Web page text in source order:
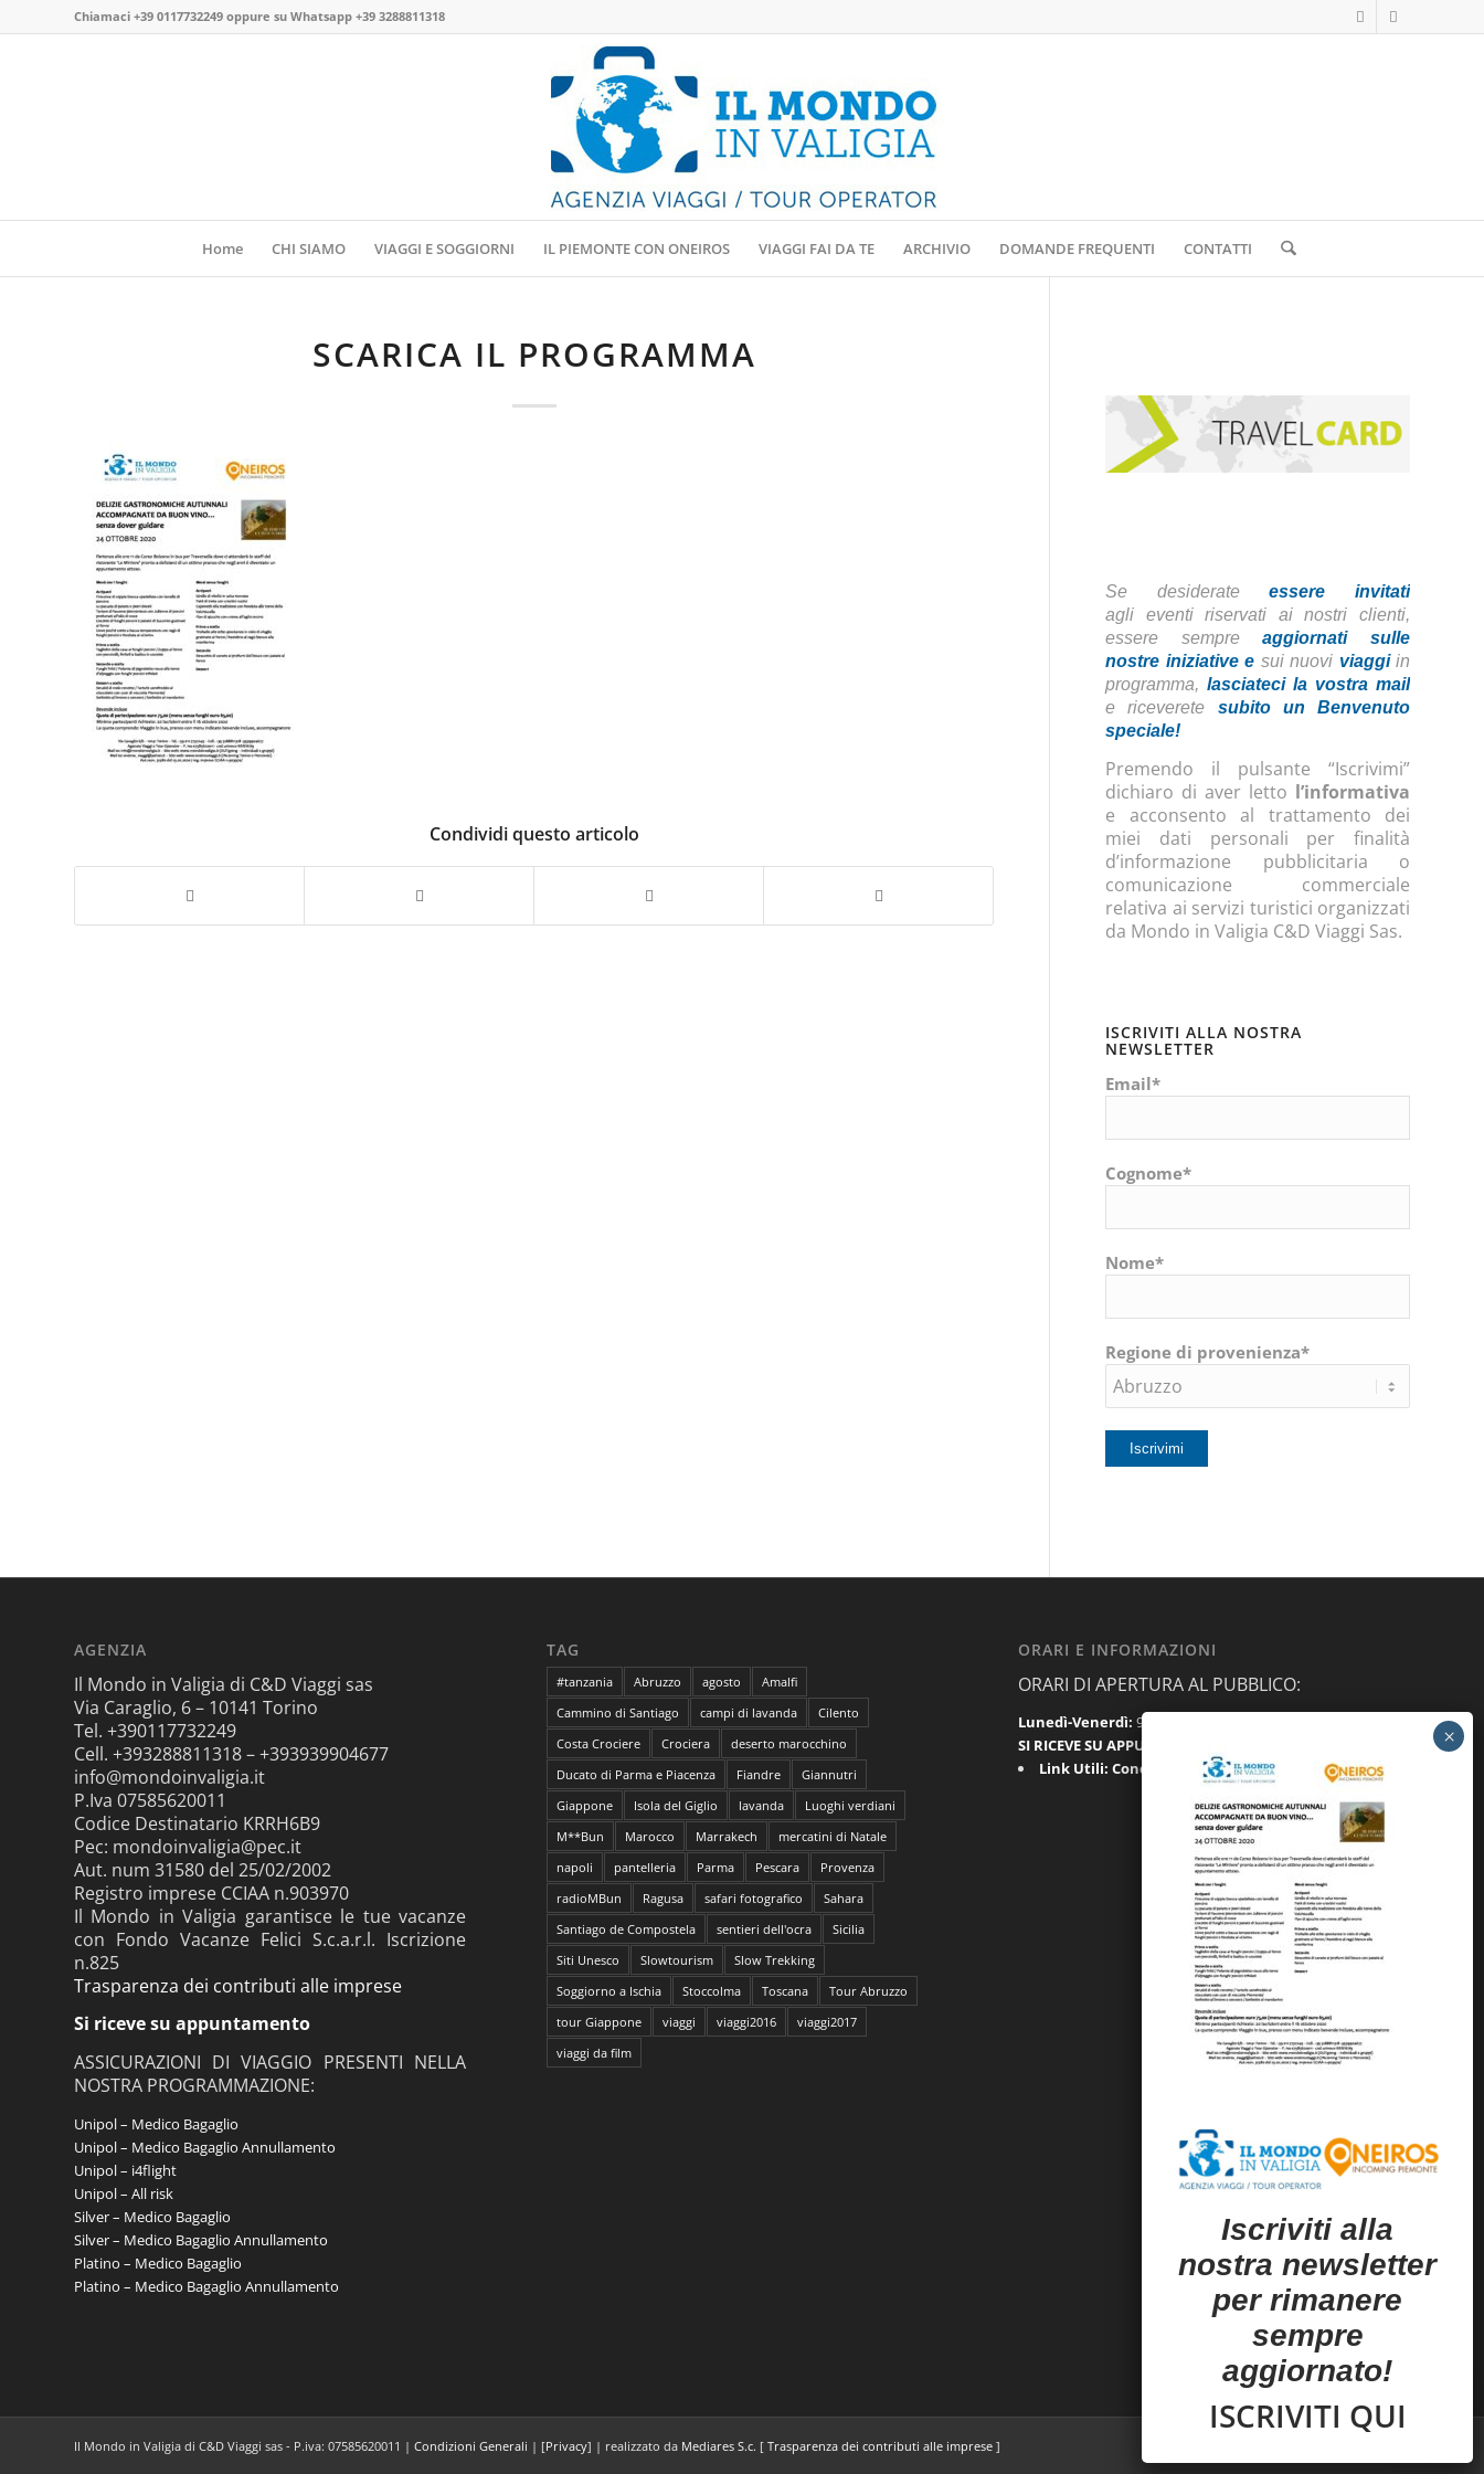
Chiamaci +39 0117732249 oppure su Whatsapp +39 3288811318
Home CHI SIAMO VIAGGI E SOGGIORNI IL PIEMONTE CON ONEIROS VIAGGI FAI DA TE ARCHIVIO DOMANDE FREQUENTI CONTATTI
SCARICA IL PROGRAMMA
Condividi questo articolo
Se desiderateessere invitati
agli eventi riservati ai nostri clienti,
essere sempreaggiornati sulle
nostre iniziative e sui nuovi viaggiin
programma,lasciateci la vostra mail
e riceverete subito un Benvenuto
speciale!
Premendo il pulsante “Iscrivimi”
dichiaro di aver letto l’informativa
e acconsento al trattamento dei
miei dati personali per finalità
d’informazione pubblicitaria o
comunicazione commerciale
relativa ai servizi turistici organizzati
da Mondo in Valigia C&D Viaggi Sas.
ISCRIVITI ALLA NOSTRA
NEWSLETTER
Email*
Cognome*
Nome*
Regione di provenienza*
AGENZIA
Il Mondo in Valigia di C&D Viaggi sas
Via Caraglio, 6 – 10141 Torino
Tel. +390117732249
Cell. +393288811318 – +393939904677
info@mondoinvaligia.it
P.Iva 07585620011
Codice Destinatario KRRH6B9
Pec: mondoinvaligia@pec.it
Aut. num 31580 del 25/02/2002
Registro imprese CCIAA n.903970
Il Mondo in Valigia garantisce le tue vacanze
con Fondo Vacanze Felici S.c.a.r.l. Iscrizione
n.825
Trasparenza dei contributi alle imprese
Si riceve su appuntamento
ASSICURAZIONI DI VIAGGIO PRESENTI NELLA
NOSTRA PROGRAMMAZIONE:
Unipol – Medico Bagaglio
Unipol – Medico Bagaglio Annullamento
Unipol – i4flight
Unipol – All risk
Silver – Medico Bagaglio
Silver – Medico Bagaglio Annullamento
Platino – Medico Bagaglio
Platino – Medico Bagaglio Annullamento
TAG
#tanzania Abruzzo agosto
Amalfi
Cammino di Santiago
campi di lavanda
Cilento
Costa Crociere
Crociera
deserto marocchino
Ducato di Parma e Piacenza
Fiandre
Giannutri
Giappone
Isola del Giglio lavanda
Luoghi verdiani
M**Bun
Marocco Marrakech
mercatini di Natale
napoli
pantelleria Parma Pescara
Provenza
radioMBun
Ragusa safari fotografico
Sahara
Santiago de Compostela
sentieri dell'ocra
Sicilia
Siti Unesco
Slowtourism
Slow Trekking
Soggiorno a Ischia
Stoccolma Toscana
Tour Abruzzo
tour Giappone
viaggi viaggi2016
viaggi2017
viaggi da film
ORARI E INFORMAZIONI
ORARI DI APERTURA AL PUBBLICO:
Lunedì-Venerdì:9.30-12.30 / 15.00-18.00
SI RICEVE SU APPUNTAMENTO
Link Utili:Condizioni Generali|Privacy
Il Mondo in Valigia di C&D Viaggi sas - P.iva: 07585620011 | Condizioni Generali | [Privacy] | realizzato da Mediares S.c. [ Trasparenza dei contributi alle imprese ]
Iscriviti alla
nostra newsletter
per rimanere
sempre
aggiornato!
ISCRIVITI QUI